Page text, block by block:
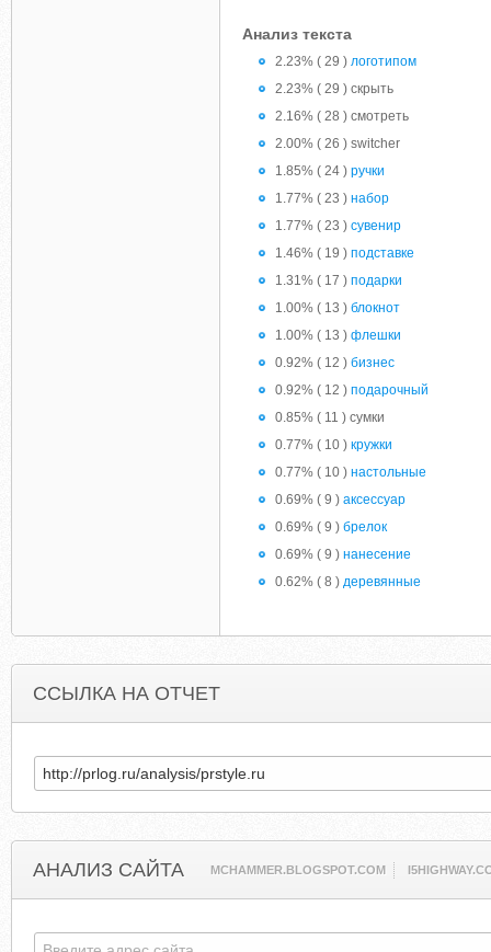
Анализ текста
2.23% ( 29 ) логотипом
2.23% ( 29 ) скрыть
2.16% ( 28 ) смотреть
2.00% ( 26 ) switcher
1.85% ( 24 ) ручки
1.77% ( 23 ) набор
1.77% ( 23 ) сувенир
1.46% ( 19 ) подставке
1.31% ( 17 ) подарки
1.00% ( 13 ) блокнот
1.00% ( 13 ) флешки
0.92% ( 12 ) бизнес
0.92% ( 12 ) подарочный
0.85% ( 11 ) сумки
0.77% ( 10 ) кружки
0.77% ( 10 ) настольные
0.69% ( 9 ) аксессуар
0.69% ( 9 ) брелок
0.69% ( 9 ) нанесение
0.62% ( 8 ) деревянные
ССЫЛКА НА ОТЧЕТ
АНАЛИЗ САЙТА MCHAMMER.BLOGSPOT.COM